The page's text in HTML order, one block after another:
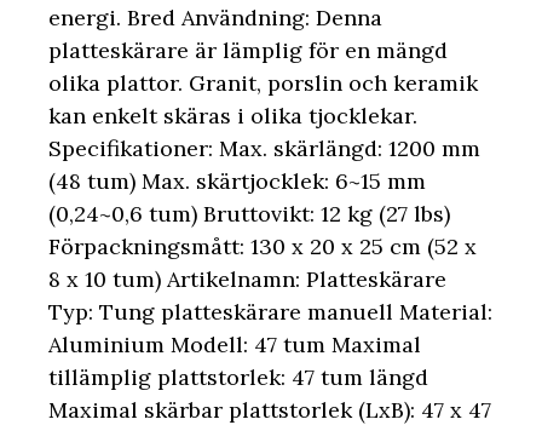
energi. Bred Användning: Denna
platteskärare är lämplig för en mängd
olika plattor. Granit, porslin och keramik
kan enkelt skäras i olika tjocklekar.
Specifikationer: Max. skärlängd: 1200 mm
(48 tum) Max. skärtjocklek: 6~15 mm
(0,24~0,6 tum) Bruttovikt: 12 kg (27 lbs)
Förpackningsmått: 130 x 20 x 25 cm (52 x
8 x 10 tum) Artikelnamn: Platteskärare
Typ: Tung platteskärare manuell Material:
Aluminium Modell: 47 tum Maximal
tillämplig plattstorlek: 47 tum längd
Maximal skärbar plattstorlek (LxB): 47 x 47